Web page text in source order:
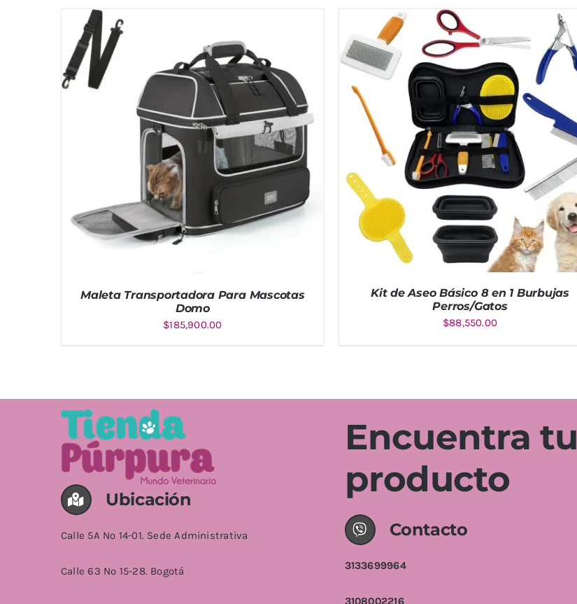
AÑADIR AL CARRITO
Maleta Transportadora Para Mascotas
Domo
$185,900.00
Kit de Aseo Básico 8 en 1 Burbujas
Perros/Gatos
$88,550.00
Ubicación
Calle 5A No 14-01. Sede Administrativa
Calle 63 No 15-28. Bogotá
Encuentra tu
producto
Contacto
3133699964
3108002216